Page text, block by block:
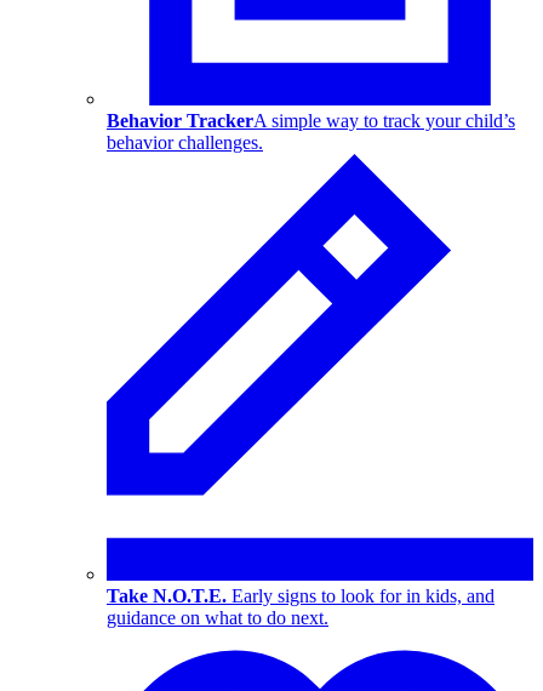
Behavior TrackerA simple way to track your child’s
behavior challenges.
Take N.O.T.E. Early signs to look for in kids, and
guidance on what to do next.